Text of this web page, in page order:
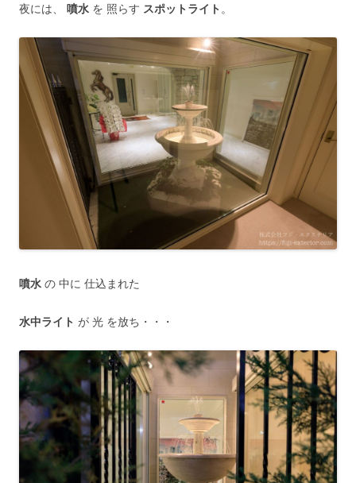
夜には、 噴水 を 照らす スポットライト 。
噴水 の 中に 仕込まれた
水中ライト が 光 を放ち・・・